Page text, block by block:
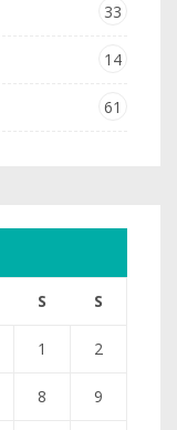
33
14
61
S S
1 2
8 9